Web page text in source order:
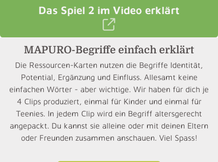
Das Spiel 2 im Video erklärt
MAPURO-Begriffe einfach erklärt
Die Ressourcen-Karten nutzen die Begriffe Identität,
Potential, Ergänzung und Einfluss. Allesamt keine
einfachen Wörter - aber wichtige. Wir haben für dich je
4 Clips produziert, einmal für Kinder und einmal für
Teenies. In jedem Clip wird ein Begriff altersgerecht
angepackt. Du kannst sie alleine oder mit deinen Eltern
oder Freunden zusammen anschauen. Viel Spass!